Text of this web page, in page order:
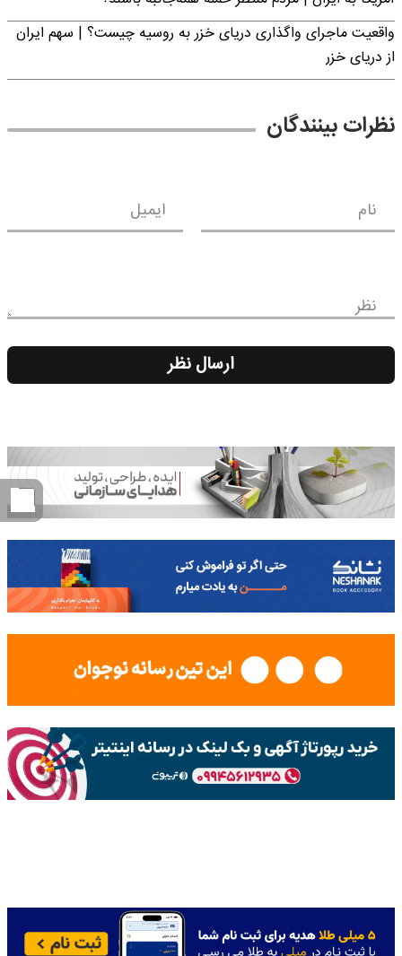
واقعیت ماجرای واگذاری دریای خزر به روسیه چیست؟ | سهم ایران
از دریای خزر
نظرات بینندگان
نام ایمیل
نظر
ارسال نظر